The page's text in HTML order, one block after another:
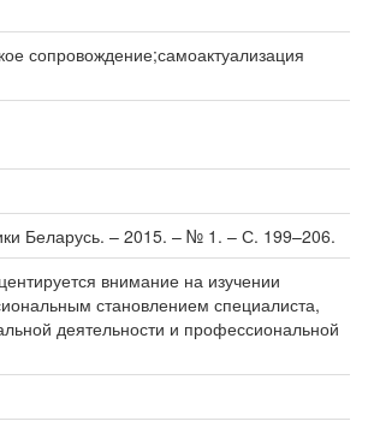
сопровождение;самоактуализация
Беларусь. – 2015. – № 1. – С. 199–206.
внимание на изучении
становлением специалиста,
деятельности и профессиональной